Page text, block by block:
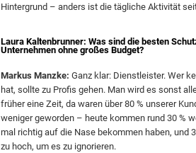
Hintergrund – anders ist die tägliche Aktivität
Laura Kaltenbrunner: Was sind die besten
Unternehmen ohne großes Budget?
Markus Manzke: Ganz klar: Dienstleister. Wer
hat, sollte zu Profis gehen. Man wird es sonst
früher eine Zeit, da waren über 80 % unserer
weniger geworden – heute kommen rund 30 %
mal richtig auf die Nase bekommen haben, und
zu hoch, um es zu ignorieren.